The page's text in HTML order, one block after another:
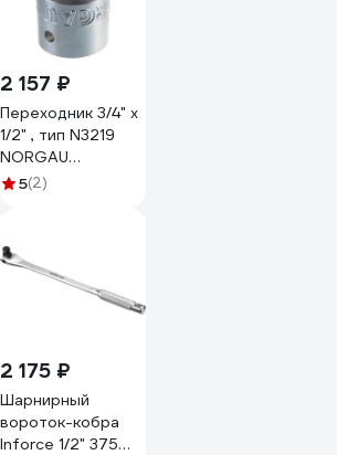
2 157 ₽
Переходник 3/4" x
1/2" , тип N3219
NORGAU
063881074
5(2)
2 175 ₽
Шарнирный
вороток-кобра
Inforce 1/2" 375